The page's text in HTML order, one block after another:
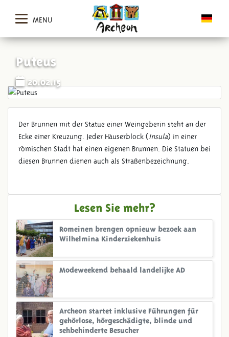
MENU
Puteus
20.02.15
Der Brunnen mit der Statue einer Weingeberin steht an der
Ecke einer Kreuzung. Jeder Häuserblock (Insula) in einer
römischen Stadt hat einen eigenen Brunnen. Die Statuen bei
diesen Brunnen dienen auch als Straßenbezeichnung.
Lesen Sie mehr?
Romeinen brengen opnieuw bezoek aan
Wilhelmina Kinderziekenhuis
Modeweekend behaald landelijke AD
Archeon startet inklusive Führungen für
gehörlose, hörgeschädigte, blinde und
sehbehinderte Besucher